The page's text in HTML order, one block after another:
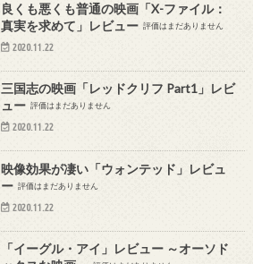
良くも悪くも普通の映画「X-ファイル：
真実を求めて」レビュー 評価はまだありません
2020.11.22
三国志の映画「レッドクリフ Part1」レビ
ュー 評価はまだありません
2020.11.22
映像効果が凄い「ウォンテッド」レビュ
ー 評価はまだありません
2020.11.22
「イーグル・アイ」レビュー ～オーソド